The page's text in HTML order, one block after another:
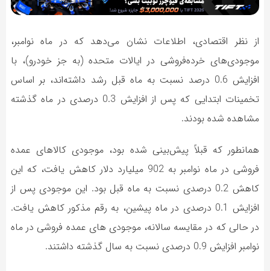
از نظر اقتصادی، اطلاعات نشان می‌دهد که در ماه نوامبر،
موجودی‌های خرده‌فروشی در ایالات متحده (به جز خودرو)، با
افزایش 0.6 درصد نسبت به ماه قبل رشد داشته‌اند، بر اساس
تخمینات ابتدایی که پس از افزایش 0.3 درصدی در ماه گذشته
مشاهده شده بودند.
همانطور که قبلاً پیش‌بینی شده بود، موجودی کالاهای عمده
فروشی در ماه نوامبر به 902 میلیارد دلار کاهش یافت، که این
کاهش 0.2 درصدی نسبت به ماه قبل بود. این موجودی پس از
افزایش 0.1 درصدی در ماه پیشین، به رقم مذکور کاهش یافت.
در حالی که در مقایسه سالانه، موجودی های عمده فروشی در ماه
نوامبر افزایش 0.9 درصدی نسبت به سال گذشته داشتند.